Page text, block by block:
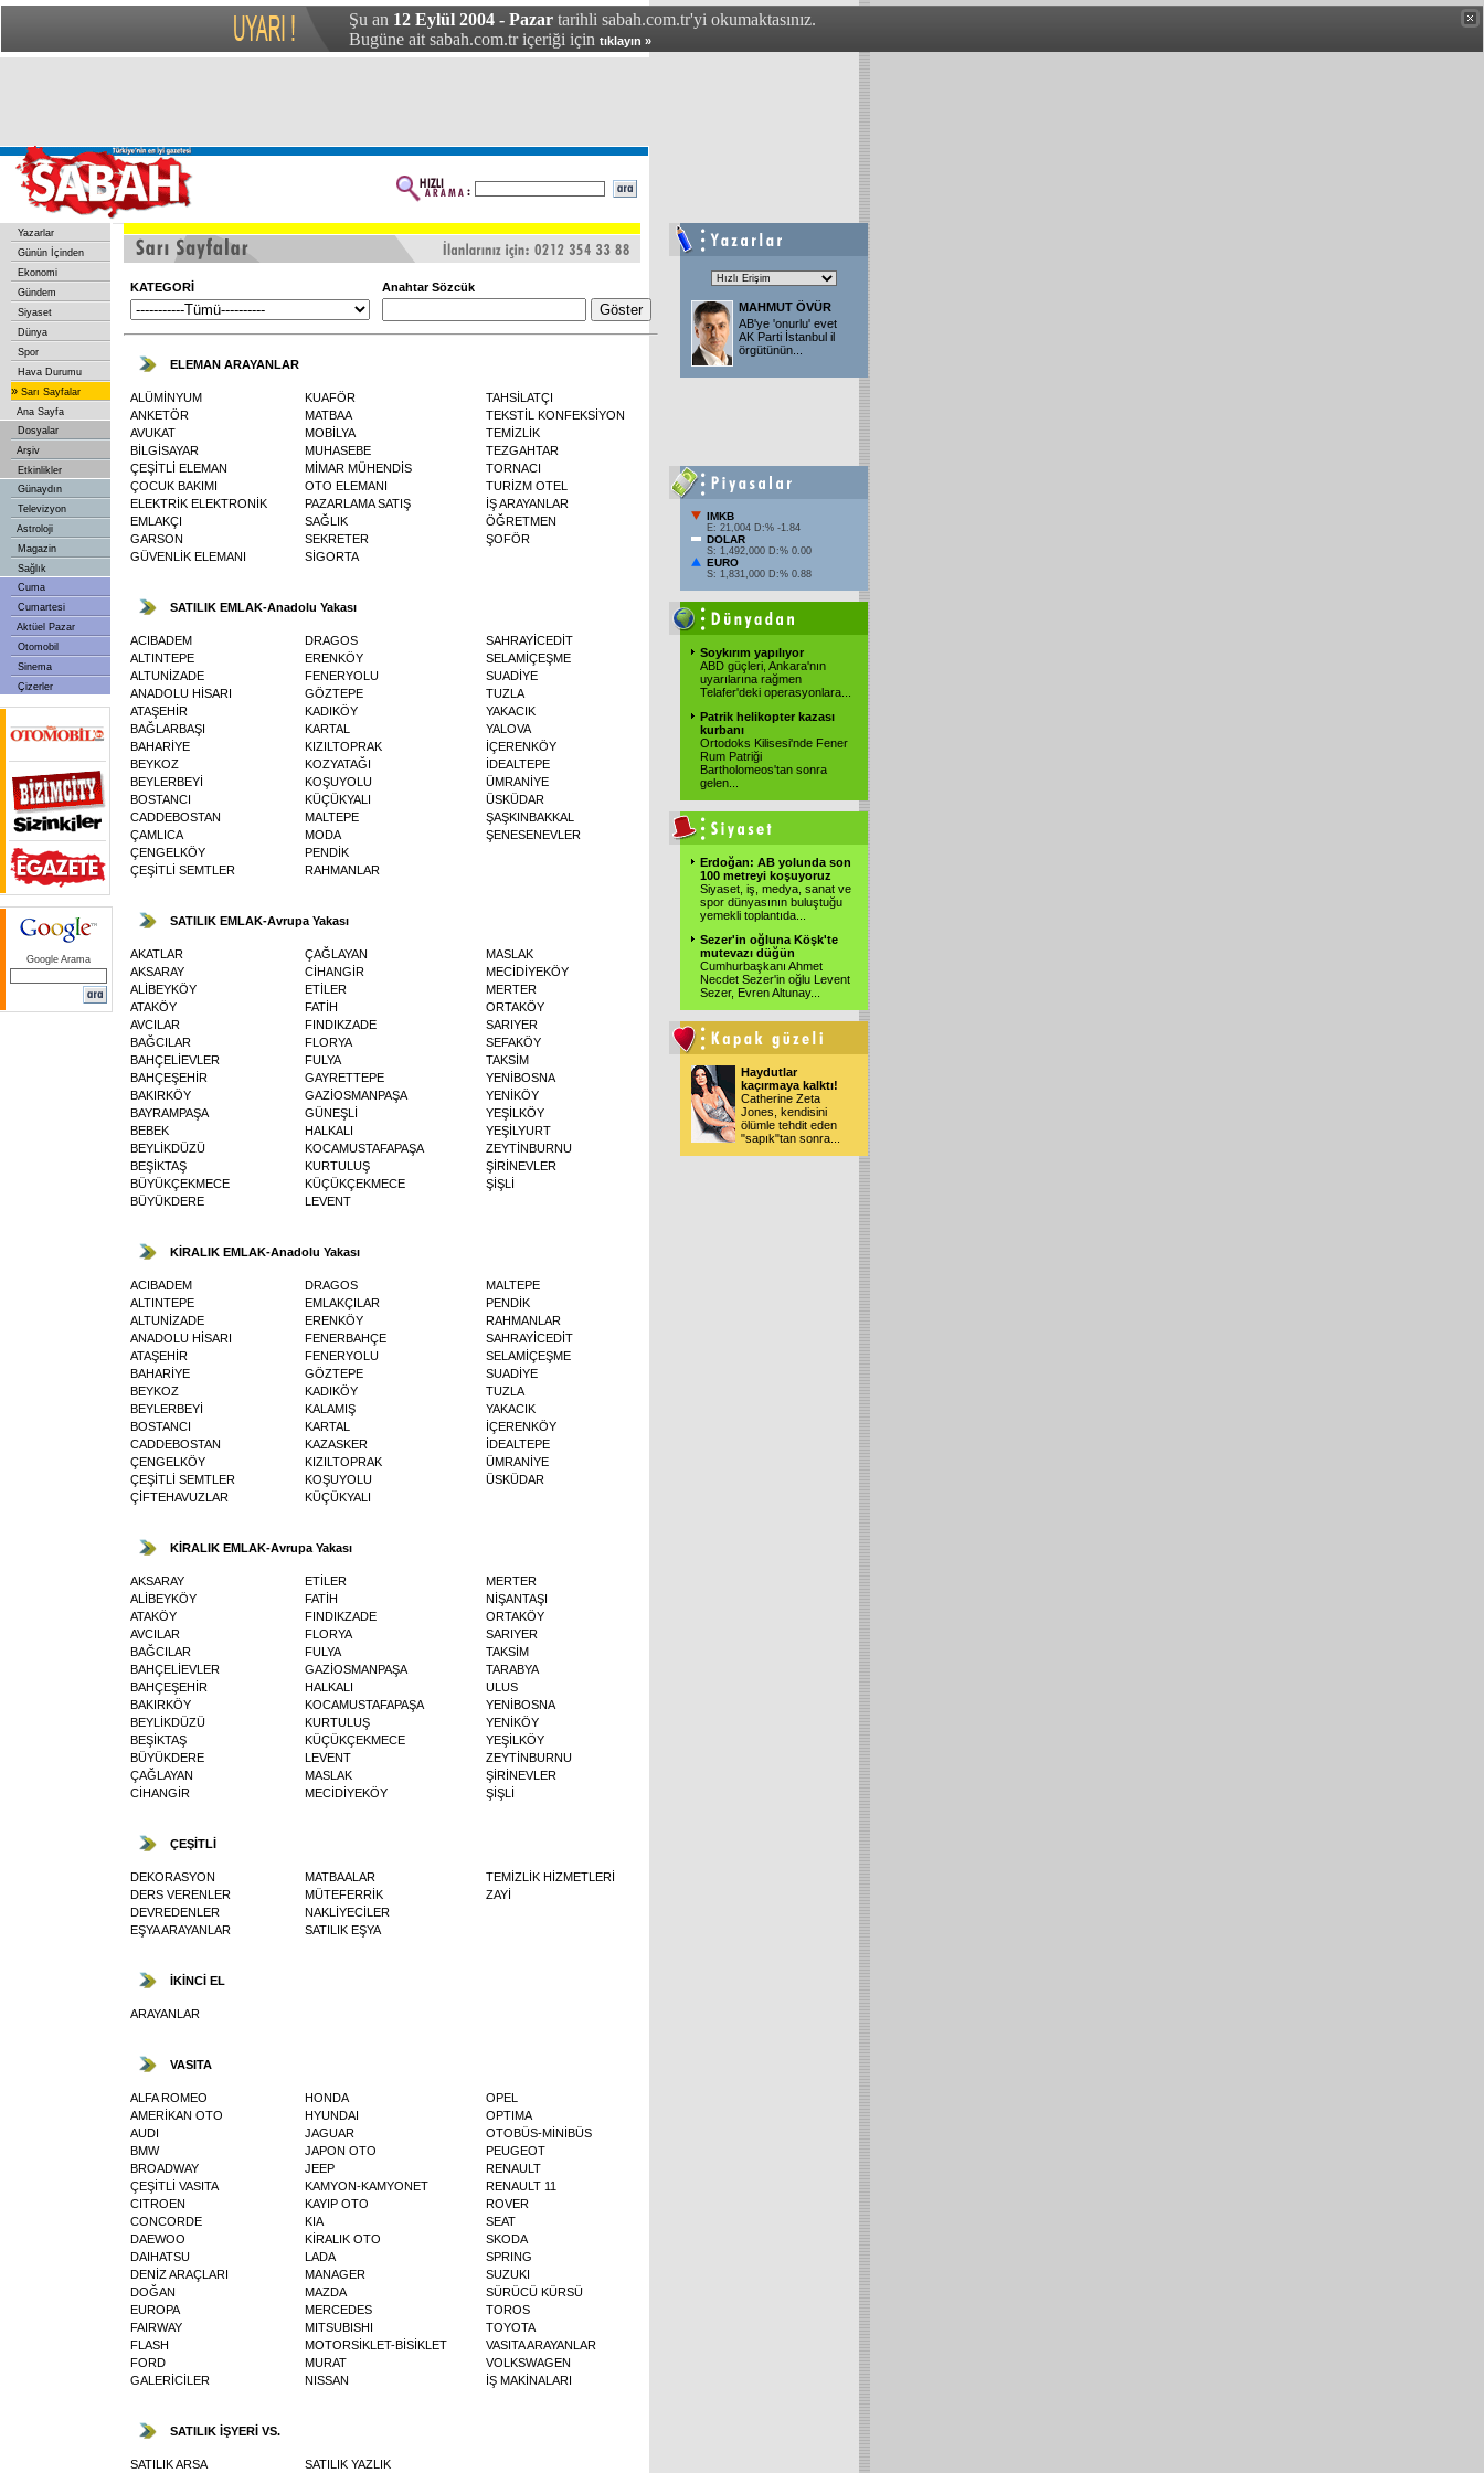
Şu an 12 Eylül 2004 - Pazar tarihli sabah.com.tr'yi okumaktasınız.
Bugüne ait sabah.com.tr içeriği için tıklayın »
Yazarlar
Günün İçinden
Ekonomi
Gündem
Siyaset
Dünya
Spor
Hava Durumu
» Sarı Sayfalar
Ana Sayfa
Dosyalar
Arşiv
Etkinlikler
Günaydın
Televizyon
Astroloji
Magazin
Sağlık
Cuma
Cumartesi
Aktüel Pazar
Otomobil
Sinema
Çizerler
Google Arama
KATEGORİ Anahtar Sözcük
ELEMAN ARAYANLAR
ALÜMİNYUM
ANKETÖR
AVUKAT
BİLGİSAYAR
ÇEŞİTLİ ELEMAN
ÇOCUK BAKIMI
ELEKTRİK ELEKTRONİK
EMLAKÇI
GARSON
GÜVENLİK ELEMANI
KUAFÖR
MATBAA
MOBİLYA
MUHASEBE
MİMAR MÜHENDİS
OTO ELEMANI
PAZARLAMA SATIŞ
SAĞLIK
SEKRETER
SİGORTA
TAHSİLATÇI
TEKSTİL KONFEKSİYON
TEMİZLİK
TEZGAHTAR
TORNACI
TURİZM OTEL
İŞ ARAYANLAR
ÖĞRETMEN
ŞOFÖR
SATILIK EMLAK-Anadolu Yakası
ACIBADEM
ALTINTEPE
ALTUNİZADE
ANADOLU HİSARI
ATAŞEHİR
BAĞLARBAŞI
BAHARİYE
BEYKOZ
BEYLERBEYİ
BOSTANCI
CADDEBOSTAN
ÇAMLICA
ÇENGELKÖY
ÇEŞİTLİ SEMTLER
DRAGOS
ERENKÖY
FENERYOLU
GÖZTEPE
KADIKÖY
KARTAL
KIZILTOPRAK
KOZYATAĞI
KOŞUYOLU
KÜÇÜKYALI
MALTEPE
MODA
PENDİK
RAHMANLAR
SAHRAYİCEDİT
SELAMİÇEŞME
SUADİYE
TUZLA
YAKACIK
YALOVA
İÇERENKÖY
İDEALTEPE
ÜMRANİYE
ÜSKÜDAR
ŞAŞKINBAKKAL
ŞENESENEVLER
SATILIK EMLAK-Avrupa Yakası
AKATLAR
AKSARAY
ALİBEYKÖY
ATAKÖY
AVCILAR
BAĞCILAR
BAHÇELİEVLER
BAHÇEŞEHİR
BAKIRKÖY
BAYRAMPAŞA
BEBEK
BEYLİKDÜZÜ
BEŞİKTAŞ
BÜYÜKÇEKMECE
BÜYÜKDERE
ÇAĞLAYAN
CİHANGİR
ETİLER
FATİH
FINDIKZADE
FLORYA
FULYA
GAYRETTEPE
GAZİOSMANPAŞA
GÜNEŞLİ
HALKALI
KOCAMUSTAFAPAŞA
KURTULUŞ
KÜÇÜKÇEKMECE
LEVENT
MASLAK
MECİDİYEKÖY
MERTER
ORTAKÖY
SARIYER
SEFAKÖY
TAKSİM
YENİBOSNA
YENİKÖY
YEŞİLKÖY
YEŞİLYURT
ZEYTİNBURNU
ŞİRİNEVLER
ŞİŞLİ
KİRALIK EMLAK-Anadolu Yakası
ACIBADEM
ALTINTEPE
ALTUNİZADE
ANADOLU HİSARI
ATAŞEHİR
BAHARİYE
BEYKOZ
BEYLERBEYİ
BOSTANCI
CADDEBOSTAN
ÇENGELKÖY
ÇEŞİTLİ SEMTLER
ÇİFTEHAVUZLAR
DRAGOS
EMLAKÇILAR
ERENKÖY
FENERBAHÇE
FENERYOLU
GÖZTEPE
KADIKÖY
KALAMIŞ
KARTAL
KAZASKER
KIZILTOPRAK
KOŞUYOLU
KÜÇÜKYALI
MALTEPE
PENDİK
RAHMANLAR
SAHRAYİCEDİT
SELAMİÇEŞME
SUADİYE
TUZLA
YAKACIK
İÇERENKÖY
İDEALTEPE
ÜMRANİYE
ÜSKÜDAR
KİRALIK EMLAK-Avrupa Yakası
AKSARAY
ALİBEYKÖY
ATAKÖY
AVCILAR
BAĞCILAR
BAHÇELİEVLER
BAHÇEŞEHİR
BAKIRKÖY
BEYLİKDÜZÜ
BEŞİKTAŞ
BÜYÜKDERE
ÇAĞLAYAN
CİHANGİR
ETİLER
FATİH
FINDIKZADE
FLORYA
FULYA
GAZİOSMANPAŞA
HALKALI
KOCAMUSTAFAPAŞA
KURTULUŞ
KÜÇÜKÇEKMECE
LEVENT
MASLAK
MECİDİYEKÖY
MERTER
NİŞANTAŞI
ORTAKÖY
SARIYER
TAKSİM
TARABYA
ULUS
YENİBOSNA
YENİKÖY
YEŞİLKÖY
ZEYTİNBURNU
ŞİRİNEVLER
ŞİŞLİ
ÇEŞİTLİ
DEKORASYON
DERS VERENLER
DEVREDENLER
EŞYA ARAYANLAR
MATBAALAR
MÜTEFERRİK
NAKLİYECİLER
SATILIK EŞYA
TEMİZLİK HİZMETLERİ
ZAYİ
İKİNCİ EL
ARAYANLAR
VASITA
ALFA ROMEO
AMERİKAN OTO
AUDI
BMW
BROADWAY
ÇEŞİTLİ VASITA
CITROEN
CONCORDE
DAEWOO
DAIHATSU
DENİZ ARAÇLARI
DOĞAN
EUROPA
FAIRWAY
FLASH
FORD
GALERİCİLER
HONDA
HYUNDAI
JAGUAR
JAPON OTO
JEEP
KAMYON-KAMYONET
KAYIP OTO
KIA
KİRALIK OTO
LADA
MANAGER
MAZDA
MERCEDES
MITSUBISHI
MOTORSİKLET-BİSİKLET
MURAT
NISSAN
OPEL
OPTIMA
OTOBÜS-MİNİBÜS
PEUGEOT
RENAULT
RENAULT 11
ROVER
SEAT
SKODA
SPRING
SUZUKI
SÜRÜCÜ KÜRSÜ
TOROS
TOYOTA
VASITA ARAYANLAR
VOLKSWAGEN
İŞ MAKİNALARI
SATILIK İŞYERİ VS.
SATILIK ARSA SATILIK YAZLIK
MAHMUT ÖVÜR
AB'ye 'onurlu' evet
AK Parti İstanbul il
örgütünün
IMKB
E: 21,004 D:% -1.84
DOLAR
S: 1,492,000 D:% 0.00
EURO
S: 1,831,000 D:% 0.88
Soykırım yapılıyor
ABD güçleri, Ankara'nın
uyarılarına rağmen
Telafer'deki operasyonlara
Patrik helikopter kazası
kurbanı
Ortodoks Kilisesi'nde Fener
Rum Patriği
Bartholomeos'tan sonra
gelen
Erdoğan: AB yolunda son
100 metreyi koşuyoruz
Siyaset, iş, medya, sanat ve
spor dünyasının buluştuğu
yemekli toplantıda
Sezer'in oğluna Köşk'te
mutevazı düğün
Cumhurbaşkanı Ahmet
Necdet Sezer'in oğlu Levent
Sezer, Evren Altunay...
Haydutlar
kaçırmaya kalktı!
Catherine Zeta
Jones, kendisini
ölümle tehdit eden
"sapık"tan sonra